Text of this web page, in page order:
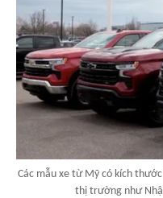
Các mẫu xe từ Mỹ có kích
thị trường như